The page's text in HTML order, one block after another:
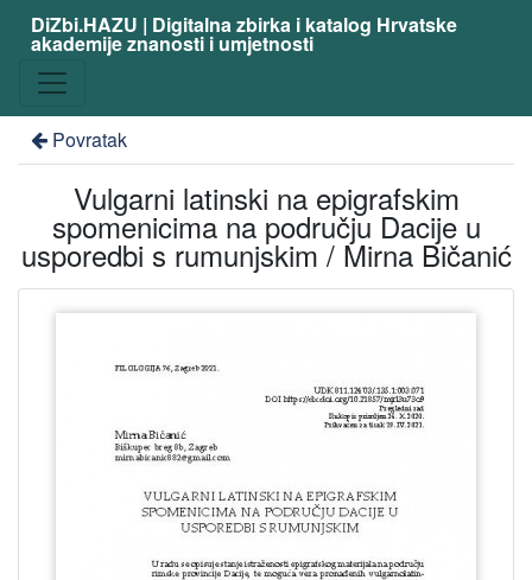
DiZbi.HAZU | Digitalna zbirka i katalog Hrvatske
akademije znanosti i umjetnosti
Povratak
Vulgarni latinski na epigrafskim
spomenicima na području Dacije u
usporedbi s rumunjskim / Mirna Bičanić